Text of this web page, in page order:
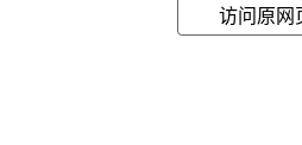
访问原网